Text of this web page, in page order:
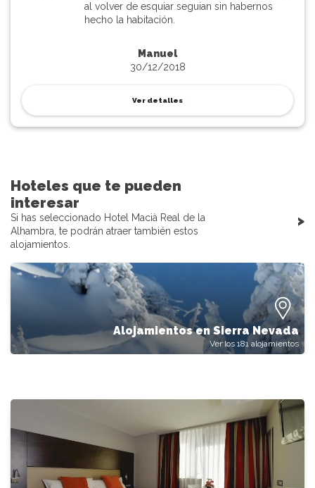
Manuel
30/12/2018
al volver de esquiar seguian sin habernos
hecho la habitación.
Ver detalles
Hoteles que te pueden
interesar
Si has seleccionado Hotel Macià Real de la
Alhambra, te podrán atraer también estos
alojamientos.
>
Alojamientos en Sierra Nevada
Ver los 181 alojamientos